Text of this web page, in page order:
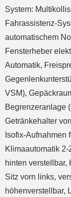
System:
Fahrassistenz-
automatischem
Fensterheber
Automatik,
VSM),
Begrenzeranlage
Getränkehalter
Isofix-Aufnahmen
Klimaautomatik
hinten
Sitz vorn links,
höhenverstellbar,